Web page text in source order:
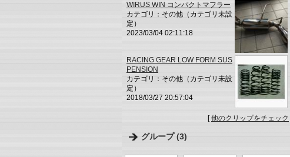
WIRUS WIN コンパクトマフラー
カテゴリ：その他（カテゴリ未設
定）
2023/03/04 02:11:18
RACING GEAR LOW FORM SUS
PENSION
カテゴリ：その他（カテゴリ未設
定）
2018/03/27 20:57:04
[他のクリップをチェック
グループ (3)